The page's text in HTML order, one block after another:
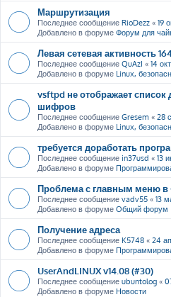
Маршрутизация
Последнее сообщение RioDezz « 19
Добавлено в форуме Форум для
Левая сетевая активность
Последнее сообщение QuAzI « 14
Добавлено в форуме Linux,
vsftpd не отображает
шифров
Последнее сообщение Gresem « 28
Добавлено в форуме Linux,
требуется доработать
Последнее сообщение in37usd « 13
Добавлено в форуме
Проблема с главным меню в
Последнее сообщение vadv55 « 13
Добавлено в форуме Общий форум
Получение адреса
Последнее сообщение K5748 « 24
Добавлено в форуме
UserAndLINUX v14.08 (#30)
Последнее сообщение ubuntolog «
Добавлено в форуме Новости